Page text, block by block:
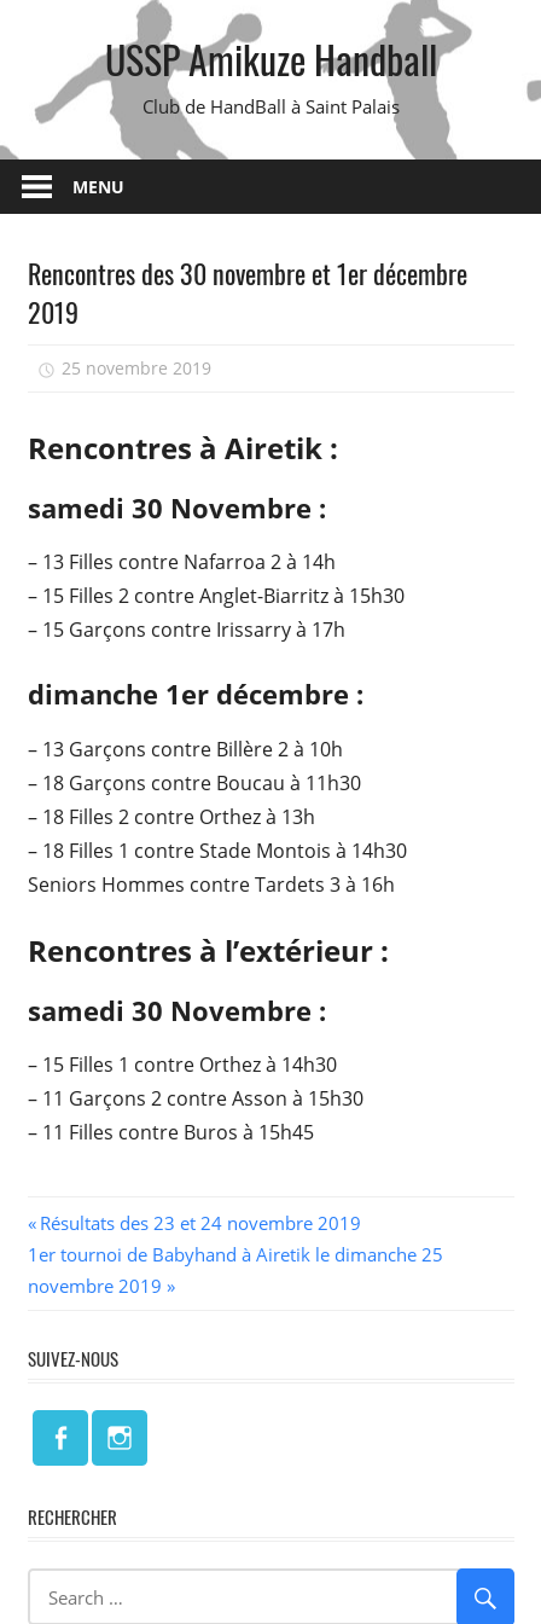
USSP Amikuze Handball
Club de HandBall à Saint Palais
MENU
Rencontres des 30 novembre et 1er décembre
2019
25 novembre 2019
Rencontres à Airetik :
samedi 30 Novembre :
– 13 Filles contre Nafarroa 2 à 14h
– 15 Filles 2 contre Anglet-Biarritz à 15h30
– 15 Garçons contre Irissarry à 17h
dimanche 1er décembre :
– 13 Garçons contre Billère 2 à 10h
– 18 Garçons contre Boucau à 11h30
– 18 Filles 2 contre Orthez à 13h
– 18 Filles 1 contre Stade Montois à 14h30
Seniors Hommes contre Tardets 3 à 16h
Rencontres à l’extérieur :
samedi 30 Novembre :
– 15 Filles 1 contre Orthez à 14h30
– 11 Garçons 2 contre Asson à 15h30
– 11 Filles contre Buros à 15h45
Navigation
de
Previous
Post:
Résultats des 23 et 24 novembre 2019
Next
Post:
1er tournoi de Babyhand à Airetik le dimanche 25
novembre 2019
SUIVEZ-NOUS
RECHERCHER